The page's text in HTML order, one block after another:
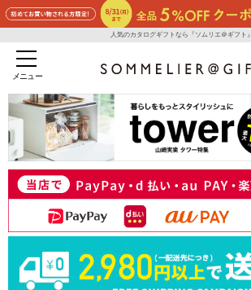
人気のカタログギフトなら『ソムリエ＠ギフト』
メニュー